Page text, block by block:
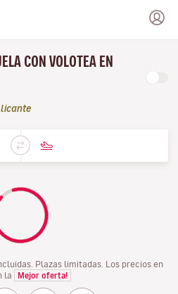
CON VOLOTEA EN
Plazas limitadas. Los precios en
la
Mejor oferta!